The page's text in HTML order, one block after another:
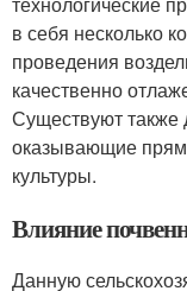
в себя несколько
проведения
качественно
Существуют также
оказывающие
культуры.
Влияние
Данную